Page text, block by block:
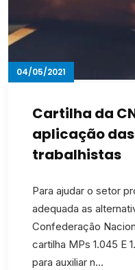
04/05/2021
Cartilha da
aplicação
trabalhistas
Para ajudar o setor
adequada as
Confederação
cartilha MPs 1.045 E
para auxiliar n…